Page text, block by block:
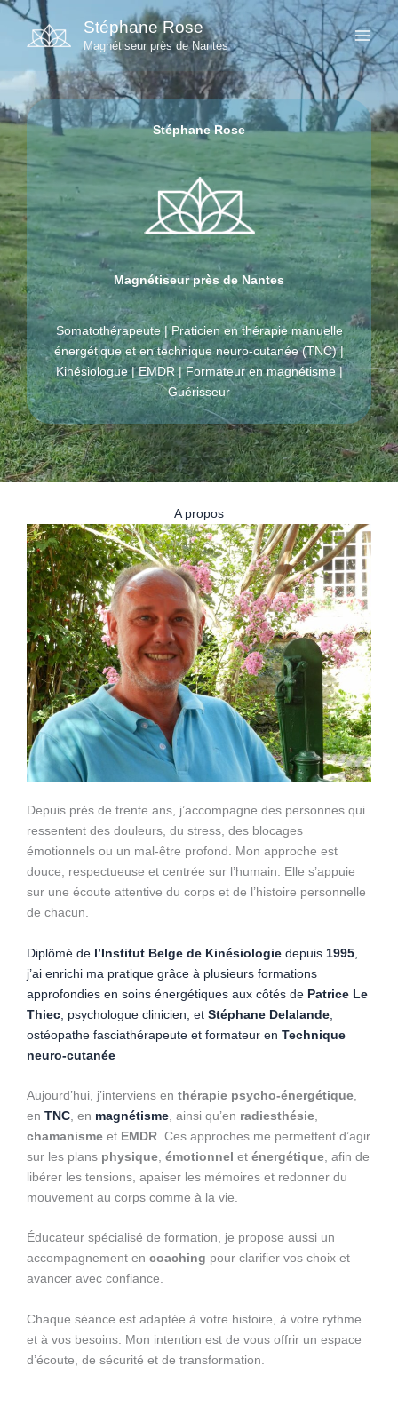
Aller
contenu
Stéphane Rose
Magnétiseur près de Nantes
Stéphane Rose
Magnétiseur près de Nantes
Somatothérapeute | Praticien en thérapie manuelle
énergétique et en technique neuro-cutanée (TNC) |
Kinésiologue | EMDR | Formateur en magnétisme |
Guérisseur
A propos
Depuis près de trente ans, j’accompagne des personnes qui
ressentent des douleurs, du stress, des blocages
émotionnels ou un mal-être profond. Mon approche est
douce, respectueuse et centrée sur l’humain. Elle s’appuie
sur une écoute attentive du corps et de l’histoire personnelle
de chacun.
Diplômé de l’Institut Belge de Kinésiologie depuis 1995
j’ai enrichi ma pratique grâce à plusieurs formations
approfondies en soins énergétiques aux côtés de Patrice Le
Thiec , psychologue clinicien, et Stéphane Delalande
ostéopathe fasciathérapeute et formateur en Technique
neuro-cutanée
Aujourd’hui, j’interviens en thérapie psycho-énergétique
en TNC , en magnétisme , ainsi qu’en radiesthésie
chamanisme et EMDR . Ces approches me permettent d’agir
sur les plans physique émotionnel et énergétique , afin de
libérer les tensions, apaiser les mémoires et redonner du
mouvement au corps comme à la vie.
Éducateur spécialisé de formation, je propose aussi un
accompagnement en coaching pour clarifier vos choix et
avancer avec confiance.
Chaque séance est adaptée à votre histoire, à votre rythme
et à vos besoins. Mon intention est de vous offrir un espace
d’écoute, de sécurité et de transformation.